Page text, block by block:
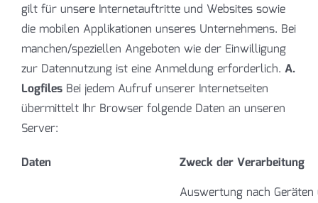
gilt für unsere Internetauftritte und Websites sowie
die mobilen Applikationen unseres Unternehmens. Bei
manchen/speziellen Angeboten wie der Einwilligung
zur Datennutzung ist eine Anmeldung erforderlich. A.
Logfiles Bei jedem Aufruf unserer Internetseiten
übermittelt Ihr Browser folgende Daten an unseren
Server:
Daten
Zweck der Verarbeitung
Auswertung nach Geräten